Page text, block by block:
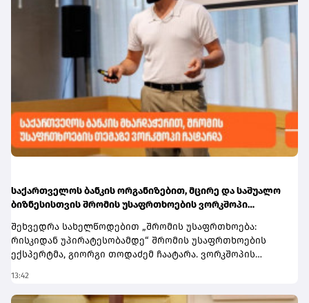
საქართველოს ბანკის ორგანიზებით, მცირე და საშუალო
ბიზნესისთვის შრომის უსაფრთხოების ვორკშოპი
შეხვედრა სახელწოდებით „შრომის უსაფრთხოება:
რისკიდან უპირატესობამდე“ შრომის უსაფრთხოების
ექსპერტმა, გიორგი თოდაძემ ჩაატარა. ვორკშოპის
იმის შესახებ, თუ როგორ იქცევა უსაფრთხოების
სტანდარტების დანერგვა ბიზნესის მდგრადი
13:42